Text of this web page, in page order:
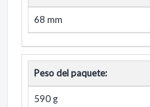
68 mm
Peso del paquete:
590 g